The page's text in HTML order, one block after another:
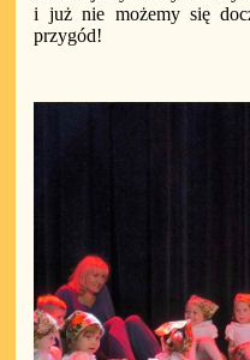
i już nie możemy się
przygód!